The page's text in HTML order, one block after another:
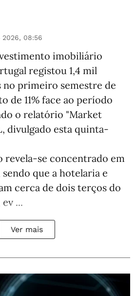
2026, 08:56
imobiliário
registou 1,4 mil
no primeiro semestre de
de 11% face ao período
o relatório "Market
divulgado esta quinta-
revela-se concentrado em
que a hotelaria e
cerca de dois terços do
...
Ver mais